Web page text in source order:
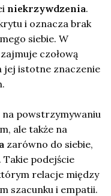
niekrzywdzenia.
i oznacza brak
siebie. W
czołową
jej istotne znaczenie
na powstrzymywaniu
ale także na
zarówno do siebie,
Takie podejście
relacje między
szacunku i empatii.